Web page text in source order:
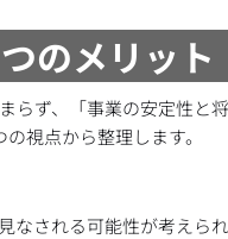
のメリット
ず、「事業の安定性と
視点から整理します。
される可能性が考えら